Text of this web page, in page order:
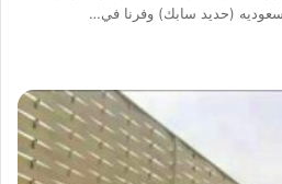
(حديد سابك) وفرنا في…